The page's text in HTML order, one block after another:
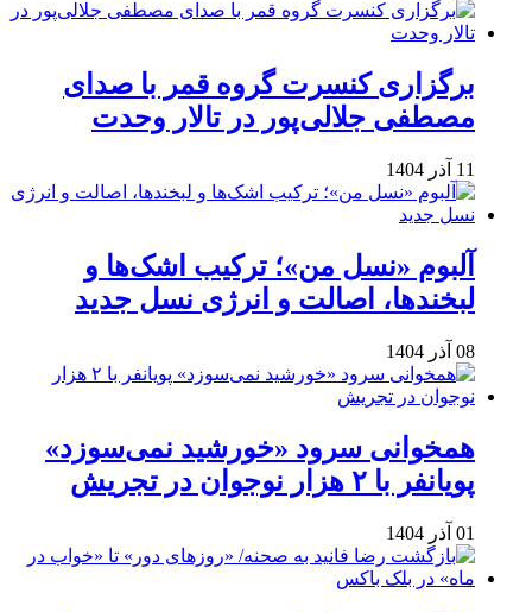
برگزاری کنسرت گروه قمر با صدای
مصطفی جلالی‌پور در تالار وحدت
11 آذر 1404
آلبوم «نسل من»؛ ترکیب اشک‌ها و
لبخندها، اصالت و انرژی نسل جدید
08 آذر 1404
همخوانی سرود «خورشید نمی‌سوزد»
پویانفر با ۲ هزار نوجوان در تجریش
01 آذر 1404